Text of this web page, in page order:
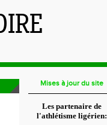
Mises à jour du site
Les partenaire de
l'athlétisme ligérien: